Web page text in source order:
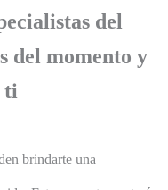
del
del momento y
ti
brindarte una